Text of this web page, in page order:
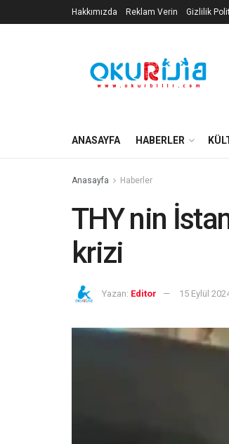
Hakkımızda Reklam Verin Gizlilik
ANASAYFA HABERLER
Anasayfa Haberler
THY nin
krizi
Yazan: Editor 15 Eylül